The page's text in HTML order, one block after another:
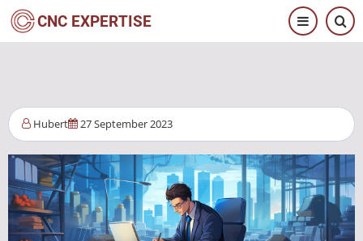
Aller
au
CNC EXPERTISE
Hubert 27 September 2023